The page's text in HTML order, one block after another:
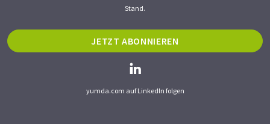
Stand.
JETZT ABONNIEREN
yumda.com auf LinkedIn folgen